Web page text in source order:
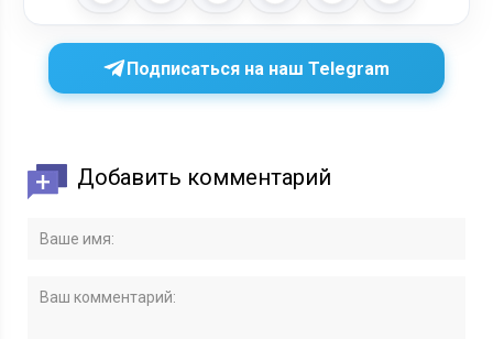
Подписаться на наш Telegram
Добавить комментарий